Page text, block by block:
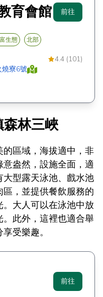
育會館 前往
生態 北部
4.4 (101)
燒寮6號
林三峽
區域，海拔適中，非
盎然，設施全面，適
型露天泳池、戲水池
，並提供餐飲服務的
大人可以在泳池中放
此外，這裡也適合舉
受樂趣。
前往